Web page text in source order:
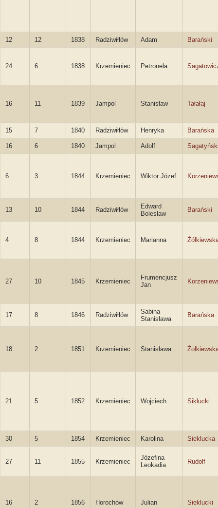
12 12 1838 Radziwiłłów Adam Barański
24 6 1838 Krzemieniec Petronela
16 11 1839 Jampol Stanisław Tałałaj
15 7 1840 Radziwiłłów Henryka Barańska
16 6 1840 Jampol Adolf
6 3 1844 Krzemieniec Wiktor Józef
13 10 1844 Radziwiłłów
Edward
Bolesław
Barański
4 8 1844 Krzemieniec Marianna
27 10 1845 Krzemieniec
Frumencjusz
Jan
17 8 1846 Radziwiłłów
Sabina
Stanisława
Barańska
18 2 1851 Krzemieniec Stanisława
21 5 1852 Krzemieniec Wojciech Siklucki
30 5 1854 Krzemieniec Karolina Sieklucka
27 11 1855 Krzemieniec
Józefina
Leokadia
Rudolf
16 2 1856 Horochów Julian Sieklucki